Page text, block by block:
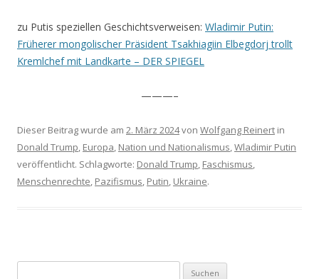
zu Putis speziellen Geschichtsverweisen: Wladimir Putin:
Früherer mongolischer Präsident Tsakhiagiin Elbegdorj trollt
Kremlchef mit Landkarte – DER SPIEGEL
———–
Dieser Beitrag wurde am 2. März 2024von Wolfgang Reinert in
Donald Trump, Europa, Nation und Nationalismus,Wladimir Putin
veröffentlicht. Schlagworte: Donald Trump, Faschismus,
Menschenrechte, Pazifismus, Putin, Ukraine.